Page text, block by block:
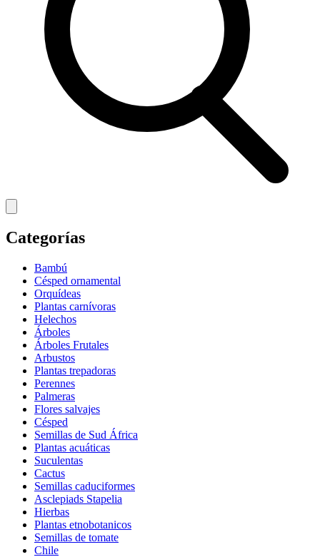
Categorías
Bambú
Césped ornamental
Orquídeas
Plantas carnívoras
Helechos
Árboles
Árboles Frutales
Arbustos
Plantas trepadoras
Perennes
Palmeras
Flores salvajes
Césped
Semillas de Sud África
Plantas acuáticas
Suculentas
Cactus
Semillas caduciformes
Asclepiads Stapelia
Hierbas
Plantas etnobotanicos
Semillas de tomate
Chile